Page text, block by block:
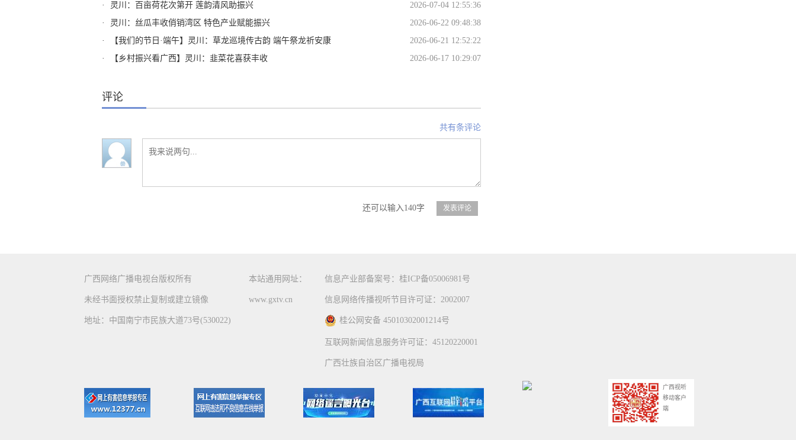
·
灵川：百亩荷花次第开 莲韵清风助振兴
2026-07-04 12:55:36
·
灵川：丝瓜丰收俏销湾区 特色产业赋能振兴
2026-06-22 09:48:38
·
【我们的节日·端午】灵川：草龙巡境传古韵 端午祭龙祈安康
2026-06-21 12:52:22
·
【乡村振兴看广西】灵川：韭菜花喜获丰收 2026-06-17 10:29:07
评论
共有条评论
还可以输入140字
广西网络广播电视台版权所有
未经书面授权禁止复制或建立镜像
地址：中国南宁市民族大道73号(530022)
本站通用网址：
www.gxtv.cn
信息产业部备案号：桂ICP备05006981号
信息网络传播视听节目许可证：2002007
桂公网安备 45010302001214号
互联网新闻信息服务许可证：45120220001
广西壮族自治区广播电视局
广西视听
移动客户
端